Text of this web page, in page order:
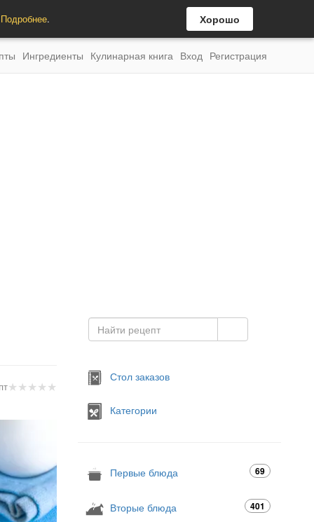
Подробнее. Хорошо
Ингредиенты Кулинарная книга Вход Регистрация
★★★★★
Стол заказов
Категории
Первые блюда 69
Вторые блюда 401